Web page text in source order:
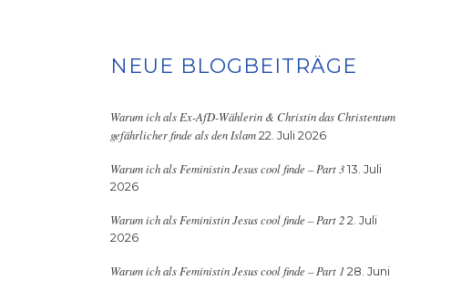
NEUE BLOGBEITRÄGE
Warum ich als Ex-AfD-Wählerin & Christin das Christentum
gefährlicher finde als den Islam 22. Juli 2026
Warum ich als Feministin Jesus cool finde – Part 3 13. Juli
2026
Warum ich als Feministin Jesus cool finde – Part 2 2. Juli
2026
Warum ich als Feministin Jesus cool finde – Part 1 28. Juni